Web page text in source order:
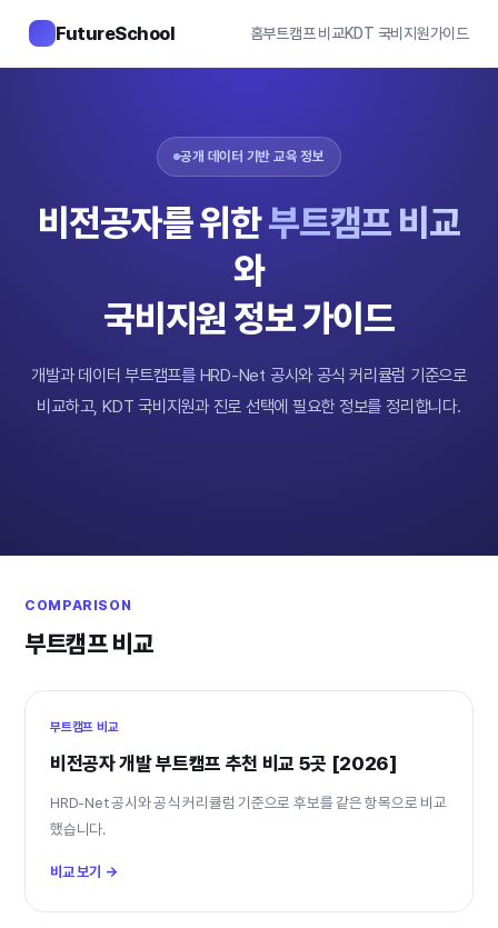
FutureSchool 홈부트캠프 비교KDT 국비지원가이드
공개 데이터 기반 교육 정보
비전공자를 위한부트캠프 비교
와
국비지원 정보 가이드
개발과 데이터 부트캠프를 HRD-Net 공시와 공식 커리큘럼 기준으로
비교하고, KDT 국비지원과 진로 선택에 필요한 정보를 정리합니다.
COMPARISON
부트캠프 비교
부트캠프 비교
비전공자 개발 부트캠프 추천 비교 5곳 [2026]
HRD-Net 공시와 공식 커리큘럼 기준으로 후보를 같은 항목으로 비교
했습니다.
비교 보기 →